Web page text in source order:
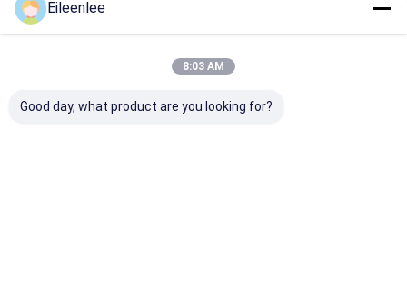
अनुशंसित उत्पाद
Eileenlee
8:03 AM
Good day, what product are you looking for?